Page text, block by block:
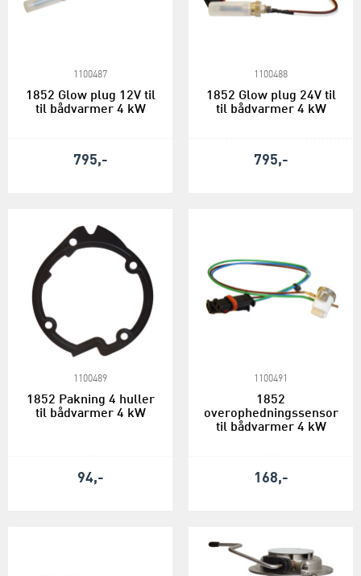
1100487
1852 Glow plug 12V til
til bådvarmer 4 kW
795,-
1100488
1852 Glow plug 24V til
til bådvarmer 4 kW
795,-
1100489
1852 Pakning 4 huller
til bådvarmer 4 kW
94,-
1100491
1852
overophedningssensor
til bådvarmer 4 kW
168,-